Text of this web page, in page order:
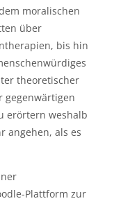
moralischen
über
bis hin
theoretischer
gegenwärtigen
erörtern weshalb
angehen, als es
Plattform zur